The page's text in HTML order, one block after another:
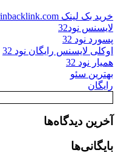
خرید بک لینک behtarinbacklink.com
لایسنس نود32
پسورد نود 32
اوکلی لایسنس رایگان نود 32
همیار نود 32
بهترین سئو
رایگان
آخرین دیدگاه‌ها
بایگانی‌ها